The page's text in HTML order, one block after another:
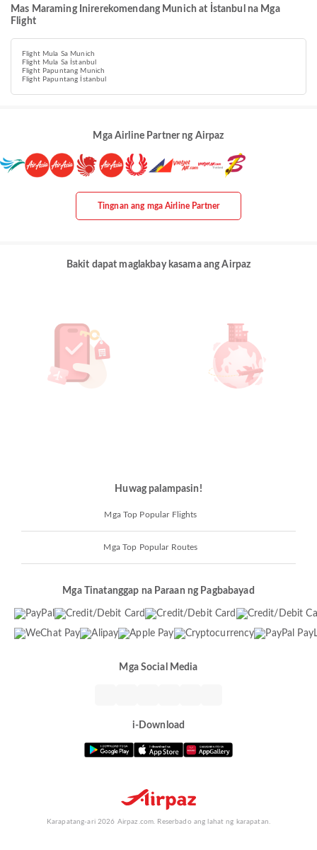
Mas Maraming Inirerekomendang Munich at İstanbul na Mga
Flight
Flight Mula Sa Munich
Flight Mula Sa İstanbul
Flight Papuntang Munich
Flight Papuntang İstanbul
Mga Airline Partner ng Airpaz
Tingnan ang mga Airline Partner
Bakit dapat maglakbay kasama ang Airpaz
Huwag palampasin!
Mga Top Popular Flights
Mga Top Popular Routes
Mga Tinatanggap na Paraan ng Pagbabayad
Mga Social Media
i-Download
Karapatang-ari 2026 Airpaz.com. Reserbado ang lahat ng karapatan.